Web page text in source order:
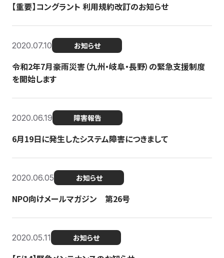
【重要】コングラント 利用規約改訂のお知らせ
2020.07.10 お知らせ
令和2年7月豪雨災害（九州・岐阜・長野）の緊急支援制度
を開始します
2020.06.19 障害報告
6月19日に発生したシステム障害につきまして
2020.06.05 お知らせ
NPO向けメールマガジン 第26号
2020.05.11 お知らせ